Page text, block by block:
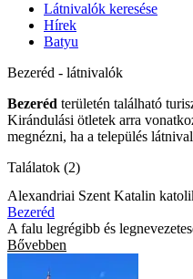
Látnivalók keresése
Hírek
Batyu
Bezeréd - látnivalók
Bezeréd területén található
Kirándulási ötletek arra
megnézni, ha a település
Találatok (2)
Alexandriai Szent Katalin
Bezeréd
A falu legrégibb és
Bővebben